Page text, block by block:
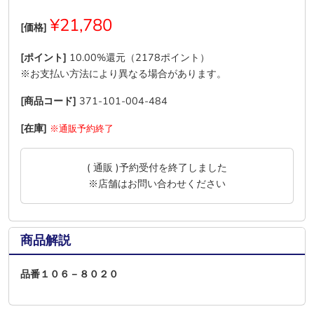
[価格] ¥21,780
[ポイント] 10.00%還元（2178ポイント）
※お支払い方法により異なる場合があります。
[商品コード] 371-101-004-484
[在庫] ※通販予約終了
( 通販 )予約受付を終了しました
※店舗はお問い合わせください
商品解説
品番１０６－８０２０